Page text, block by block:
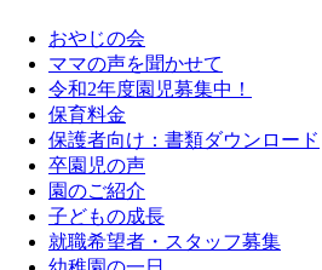
おやじの会
ママの声を聞かせて
令和2年度園児募集中！
保育料金
保護者向け：書類ダウンロード
卒園児の声
園のご紹介
子どもの成長
就職希望者・スタッフ募集